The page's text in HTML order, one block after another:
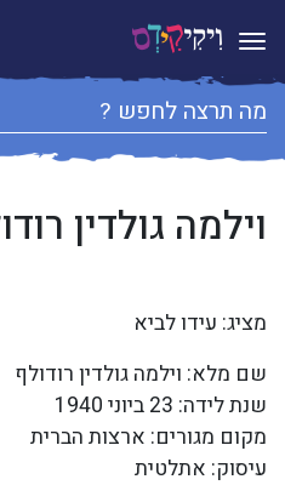
Toggle navigation
וילמה גולדין
מציג: עידו לביא
שם מלא: וילמה גולדין רודולף
שנת לידה: 23 ביוני 1940
מקום מגורים: ארצות הברית
עיסוק: אתלטית